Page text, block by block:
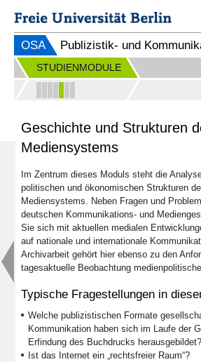
OSA
STUDIENMODULE
Geschichte und Strukturen
Mediensystems
Im Zentrum dieses Moduls steht die
politischen und ökonomischen Strukturen
Mediensystems. Neben Fragen und
deutschen Kommunikations- und
Sie sich mit aktuellen medialen
auf nationale und internationale
Archivarbeit gehört hier ebenso zu den
tagesaktuelle Beobachtung
Typische Fragestellungen in
Welche publizistischen Formate
Kommunikation haben sich im Laufe der
Erfindung des Buchdrucks herausgebildet?
Ist das Internet ein „rechtsfreier Raum“?